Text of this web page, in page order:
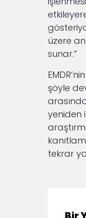
üzere
sunar.”
şöyle
yeniden
tekrar